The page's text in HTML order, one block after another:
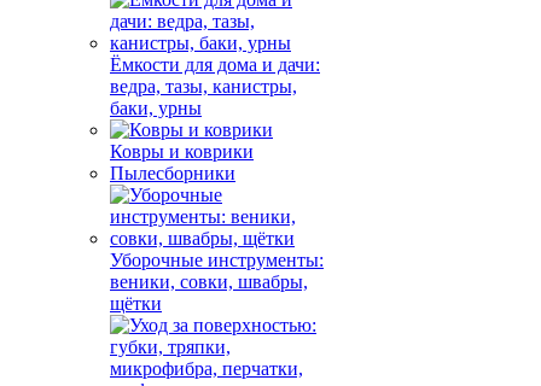
Ёмкости для дома и дачи:
ведра, тазы, канистры,
баки, урны
Ковры и коврики
Пылесборники
Уборочные инструменты:
веники, совки, швабры,
щётки